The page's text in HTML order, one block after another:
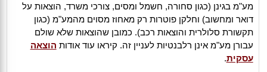
מע"מ בגינן (כגון סחורה, חשמל ומסים, צורכי משרד, הוצאות על
דואר ומחשוב) וחלקן פוטרות רק מאחוז מסוים מהמע"מ (כגון
תקשורת סלולרית והוצאות רכב). כמובן שהוצאות שלא שולם
עבורן מע"מ אינן רלבנטיות לעניין זה. קיראו עוד אודות הוצאה
עסקית.